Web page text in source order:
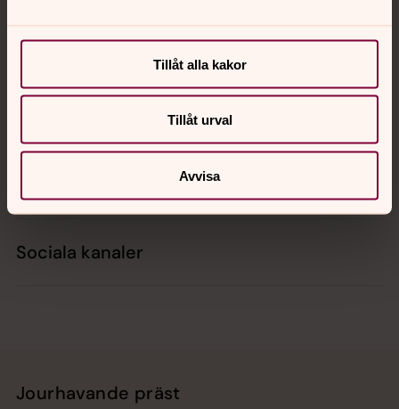
Tillåt alla kakor
Tillåt urval
Avvisa
Sociala kanaler
Jourhavande präst